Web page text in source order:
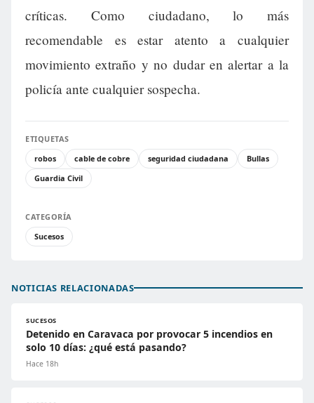
críticas. Como ciudadano, lo más
recomendable es estar atento a cualquier
movimiento extraño y no dudar en alertar a la
policía ante cualquier sospecha.
ETIQUETAS
robos
cable de cobre seguridad ciudadana
Bullas
Guardia Civil
CATEGORÍA
Sucesos
NOTICIAS RELACIONADAS
SUCESOS
Detenido en Caravaca por provocar 5 incendios en
solo 10 días: ¿qué está pasando?
Hace 18h